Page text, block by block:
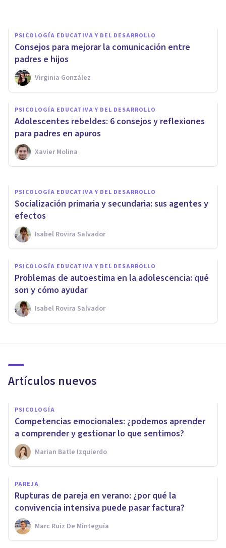
PSICOLOGÍA EDUCATIVA Y DEL DESARROLLO
​Consejos para mejorar la comunicación entre
padres e hijos
Virginia González
PSICOLOGÍA EDUCATIVA Y DEL DESARROLLO
Adolescentes rebeldes: 6 consejos y reflexiones
para padres en apuros
Xavier Molina
¿Cómo tratar a un joven
rebelde de 18 años?
Oscar Castillero Mimenza
PSICOLOGÍA EDUCATIVA Y DEL DESARROLLO
Socialización primaria y secundaria: sus agentes y
efectos
Isabel Rovira Salvador
PSICOLOGÍA EDUCATIVA Y DEL DESARROLLO
Problemas de autoestima en la adolescencia: qué
son y cómo ayudar
Isabel Rovira Salvador
Artículos nuevos
PSICOLOGÍA
Competencias emocionales: ¿podemos aprender
a comprender y gestionar lo que sentimos?
Marian Batle Izquierdo
PAREJA
Rupturas de pareja en verano: ¿por qué la
convivencia intensiva puede pasar factura?
Marc Ruiz De Minteguía